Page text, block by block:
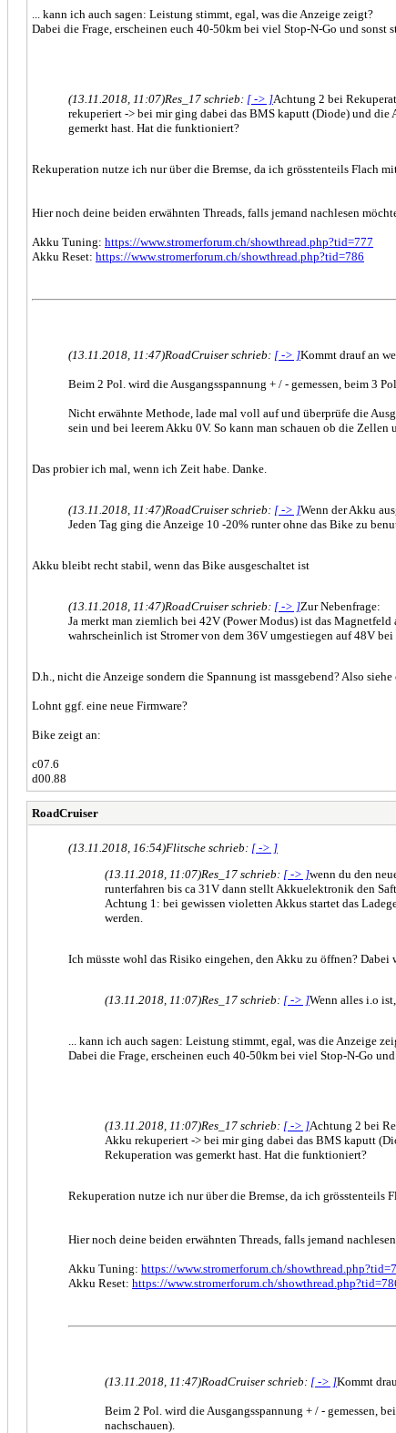
... kann ich auch sagen: Leistung stimmt, egal, was die Anzeige zeigt?
Dabei die Frage, erscheinen euch 40-50km bei viel Stop-N-Go und sonst
(13.11.2018, 11:07)Res_17 schrieb: [ -> ]Achtung 2 bei
rekuperiert -> bei mir ging dabei das BMS kaputt (Diode) und
gemerkt hast. Hat die funktioniert?
Rekuperation nutze ich nur über die Bremse, da ich grösstenteils Flach
Hier noch deine beiden erwähnten Threads, falls jemand nachlesen
Akku Tuning: https://www.stromerforum.ch/showthread.php?tid=777
Akku Reset: https://www.stromerforum.ch/showthread.php?tid=786
(13.11.2018, 11:47)RoadCruiser schrieb: [ -> ]Kommt drauf an
Beim 2 Pol. wird die Ausgangsspannung + / - gemessen, beim 3
Nicht erwähnte Methode, lade mal voll auf und überprüfe die
sein und bei leerem Akku 0V. So kann man schauen ob die Zellen
Das probier ich mal, wenn ich Zeit habe. Danke.
(13.11.2018, 11:47)RoadCruiser schrieb: [ -> ]Wenn der Akku
Jeden Tag ging die Anzeige 10 -20% runter ohne das Bike zu
Akku bleibt recht stabil, wenn das Bike ausgeschaltet ist
(13.11.2018, 11:47)RoadCruiser schrieb: [ -> ]Zur Nebenfrage:
Ja merkt man ziemlich bei 42V (Power Modus) ist das
wahrscheinlich ist Stromer von dem 36V umgestiegen auf 48V bei
D.h., nicht die Anzeige sondern die Spannung ist massgebend? Also
Lohnt ggf. eine neue Firmware?
Bike zeigt an:
c07.6
d00.88
RoadCruiser
(13.11.2018, 16:54)Flitsche schrieb: [ -> ]
(13.11.2018, 11:07)Res_17 schrieb: [ -> ]wenn du den
runterfahren bis ca 31V dann stellt Akkuelektronik den
Achtung 1: bei gewissen violetten Akkus startet das
werden.
Ich müsste wohl das Risiko eingehen, den Akku zu öffnen? Dabei
(13.11.2018, 11:07)Res_17 schrieb: [ -> ]Wenn alles i.o
... kann ich auch sagen: Leistung stimmt, egal, was die Anzeige
Dabei die Frage, erscheinen euch 40-50km bei viel Stop-N-Go
(13.11.2018, 11:07)Res_17 schrieb: [ -> ]Achtung 2 bei
Akku rekuperiert -> bei mir ging dabei das BMS kaputt
Rekuperation was gemerkt hast. Hat die funktioniert?
Rekuperation nutze ich nur über die Bremse, da ich grösstenteils
Hier noch deine beiden erwähnten Threads, falls jemand
Akku Tuning: https://www.stromerforum.ch/
Akku Reset: https://www.stromerforum.ch/
(13.11.2018, 11:47)RoadCruiser schrieb: [ -> ]Kommt
Beim 2 Pol. wird die Ausgangsspannung + / - gemessen,
nachschauen).